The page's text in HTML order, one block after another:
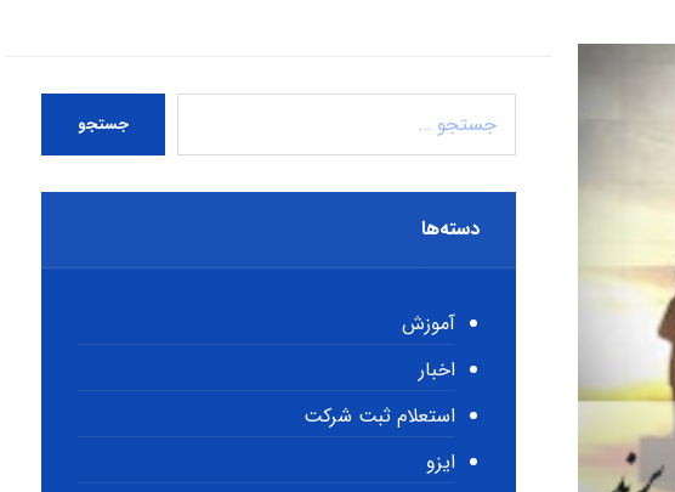
جستجو
دسته‌ها
آموزش
اخبار
استعلام ثبت شرکت
ایزو